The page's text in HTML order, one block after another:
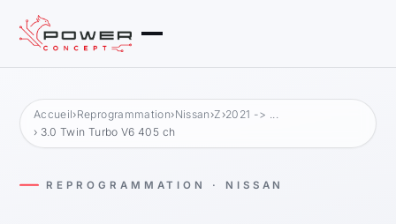
Accueil›Reprogrammation›Nissan ›Z ›2021 -> ...
› 3.0 Twin Turbo V6 405 ch
REPROGRAMMATION · NISSAN